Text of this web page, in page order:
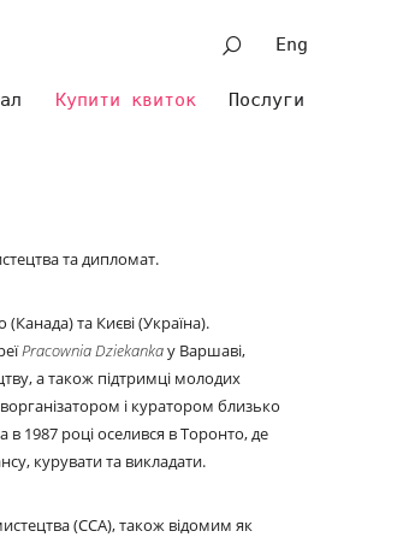
Eng
Послуги
Купити квиток
та дипломат.
та Києві (Україна).
Pracownia Dziekankaу Варшаві,
а також підтримці молодих
і куратором близько
в 1987 році оселився в Торонто, де
курувати та викладати.
(CCA), також відомим як